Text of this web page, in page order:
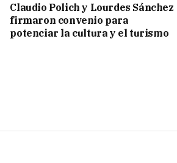
Claudio Polich y Lourdes Sánchez
firmaron convenio para
potenciar la cultura y el turismo